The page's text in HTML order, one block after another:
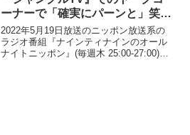
ーナーで「確実にパーンと」笑い
をとっている姿であると語る
2022年5月19日放送のニッポン放送系の
ラジオ番組『ナインティナインのオール
ナイトニッポン』(毎週木 25:00-27:00)に